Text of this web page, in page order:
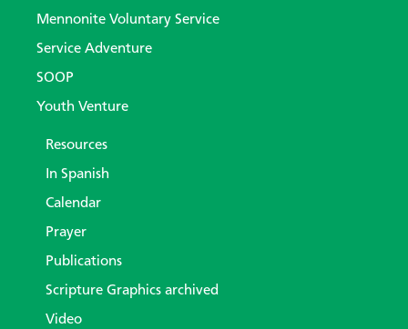
Mennonite Voluntary Service
Service Adventure
SOOP
Youth Venture
Resources
In Spanish
Calendar
Prayer
Publications
Scripture Graphics archived
Video